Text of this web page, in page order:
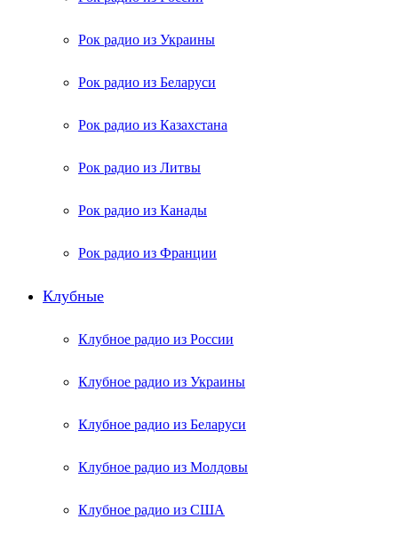
Рок радио из Украины
Рок радио из Беларуси
Рок радио из Казахстана
Рок радио из Литвы
Рок радио из Канады
Рок радио из Франции
Клубные
Клубное радио из России
Клубное радио из Украины
Клубное радио из Беларуси
Клубное радио из Молдовы
Клубное радио из США